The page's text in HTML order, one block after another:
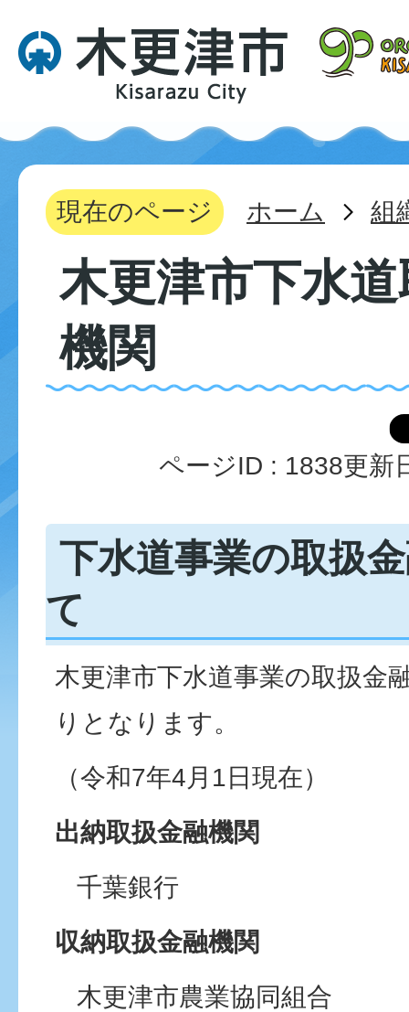
現在のページ ホーム 組
木更津市下水
機関
ページID : 1838更新
下水道事業の取扱
て
木更津市下水道事業の取扱金
りとなります。
（令和7年4月1日現在）
出納取扱金融機関
千葉銀行
収納取扱金融機関
木更津市農業協同組合